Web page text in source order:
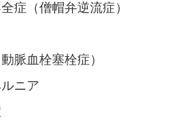
症（僧帽弁逆流症）
脈血栓塞栓症）
ニア